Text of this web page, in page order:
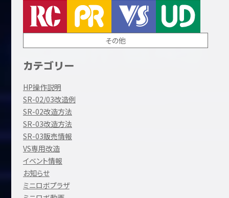
その他
カテゴリー
HP操作説明
SR-02/03改造例
SR-02改造方法
SR-03改造方法
SR-03販売情報
VS専用改造
イベント情報
お知らせ
ミニロボプラザ